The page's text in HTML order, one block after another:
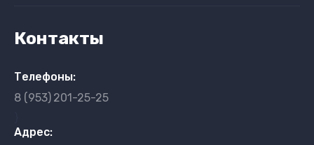
Контакты
Телефоны:
8 (953) 201-25-25
Адрес: